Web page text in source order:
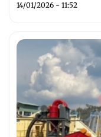
14/01/2026 - 11:52